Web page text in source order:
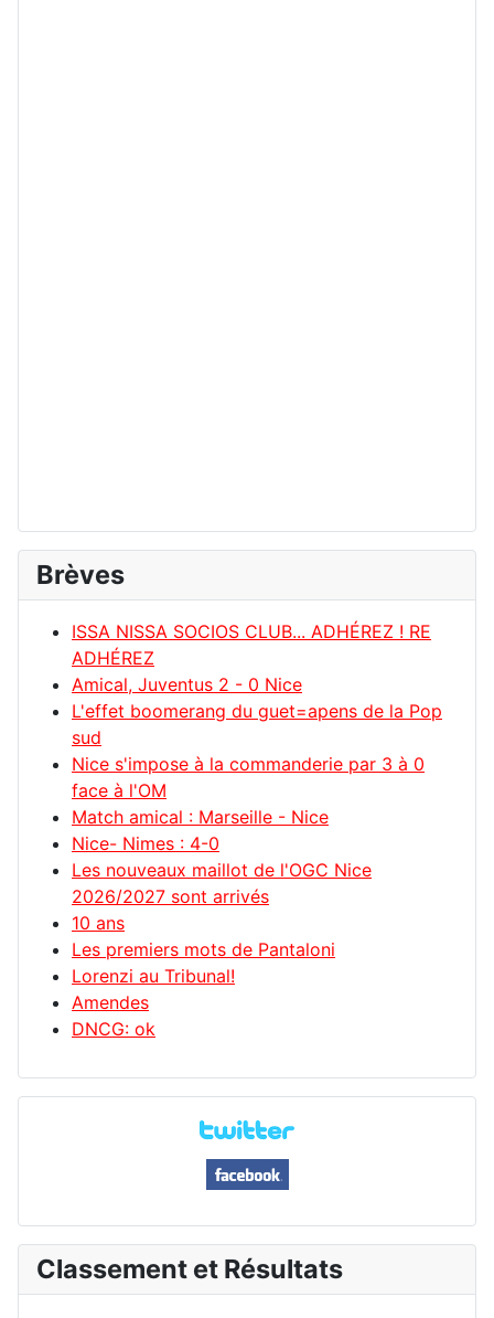
Brèves
ISSA NISSA SOCIOS CLUB... ADHÉREZ ! RE
ADHÉREZ
Amical, Juventus 2 - 0 Nice
L'effet boomerang du guet=apens de la Pop
sud
Nice s'impose à la commanderie par 3 à 0
face à l'OM
Match amical : Marseille - Nice
Nice- Nimes : 4-0
Les nouveaux maillot de l'OGC Nice
2026/2027 sont arrivés
10 ans
Les premiers mots de Pantaloni
Lorenzi au Tribunal!
Amendes
DNCG: ok
Classement et Résultats